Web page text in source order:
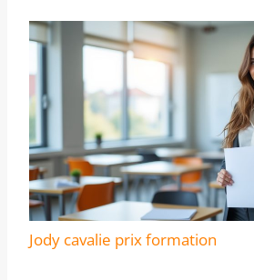
Jody cavalie prix formation